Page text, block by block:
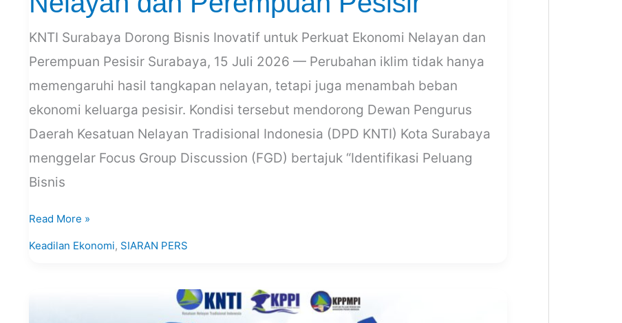
KNTI Surabaya Dorong Bisnis Inovatif untuk Perkuat Ekonomi Nelayan dan
Perempuan Pesisir Surabaya, 15 Juli 2026 — Perubahan iklim tidak hanya
memengaruhi hasil tangkapan nelayan, tetapi juga menambah beban
ekonomi keluarga pesisir. Kondisi tersebut mendorong Dewan Pengurus
Daerah Kesatuan Nelayan Tradisional Indonesia (DPD KNTI) Kota Surabaya
menggelar Focus Group Discussion (FGD) bertajuk “Identifikasi Peluang
Bisnis
Read More »
Keadilan Ekonomi, SIARAN PERS